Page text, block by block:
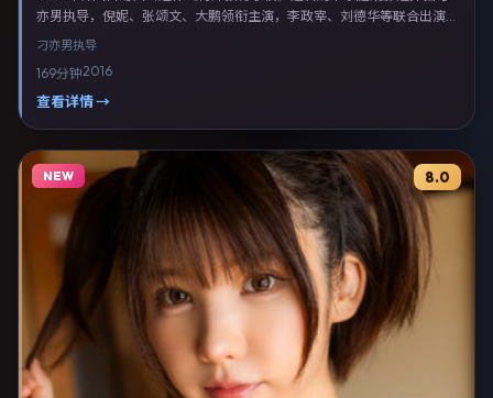
亦男执导，倪妮、张颂文、大鹏领衔主演，李政宰、刘德华等联合出演。
剧情以科幻类型为主线，融合韩国本土叙事与人物弧光，适合检索「科幻
院线上映，随后登陆流媒体与电视端。影片在节奏、摄影与配乐上强调沉
浸体验，可作为片单推荐、影评长文与专题策划的引用素材。
刁亦男执导
169分钟2016
查看详情 →
NEW 8.0